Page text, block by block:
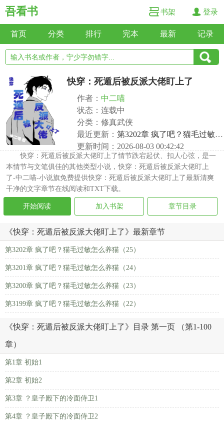
吾看书 书架 登录
首页 分类 排行 完本 最新 记录
快穿：死遁后被反派大佬盯上了
作者： 中二喵
状态：连载中
分类：修真武侠
最近更新： 第3202章 疯了吧？猫毛过敏怎么养猫（25）
更新时间：2026-08-03 00:42:42
快穿：死遁后被反派大佬盯上了情节跌宕起伏、扣人心弦，是一
本情节与文笔俱佳的其他类型小说，快穿：死遁后被反派大佬盯上
了-中二喵-小说旗免费提供快穿：死遁后被反派大佬盯上了最新清爽
干净的文字章节在线阅读和TXT下载。
开始阅读 加入书架 章节目录
《快穿：死遁后被反派大佬盯上了》最新章节
第3202章 疯了吧？猫毛过敏怎么养猫（25）
第3201章 疯了吧？猫毛过敏怎么养猫（24）
第3200章 疯了吧？猫毛过敏怎么养猫（23）
第3199章 疯了吧？猫毛过敏怎么养猫（22）
《快穿：死遁后被反派大佬盯上了》目录 第一页 （第1-100
章）
第1章 初始1
第2章 初始2
第3章 ？皇子殿下的冷面侍卫1
第4章 ？皇子殿下的冷面侍卫2